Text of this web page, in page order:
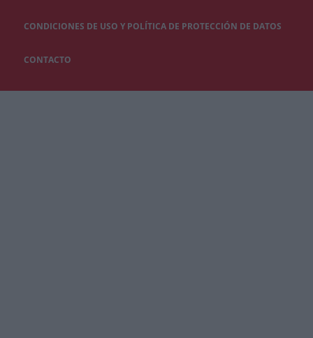
CONDICIONES DE USO Y POLÍTICA DE PROTECCIÓN DE DATOS
CONTACTO